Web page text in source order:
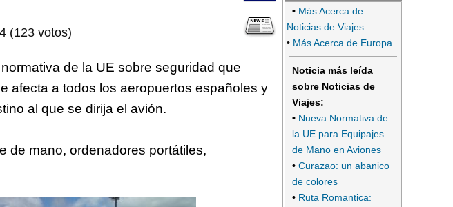
(123 votos)
de la UE sobre seguridad que
afecta a todos los aeropuertos españoles y
al que se dirija el avión.
de mano, ordenadores portátiles,
• Más Acerca de
Noticias de Viajes
• Más Acerca de Europa
Noticia más leída
sobre Noticias de
Viajes:
• Nueva Normativa de
la UE para Equipajes
de Mano en Aviones
• Curazao: un abanico
de colores
• Ruta Romantica: